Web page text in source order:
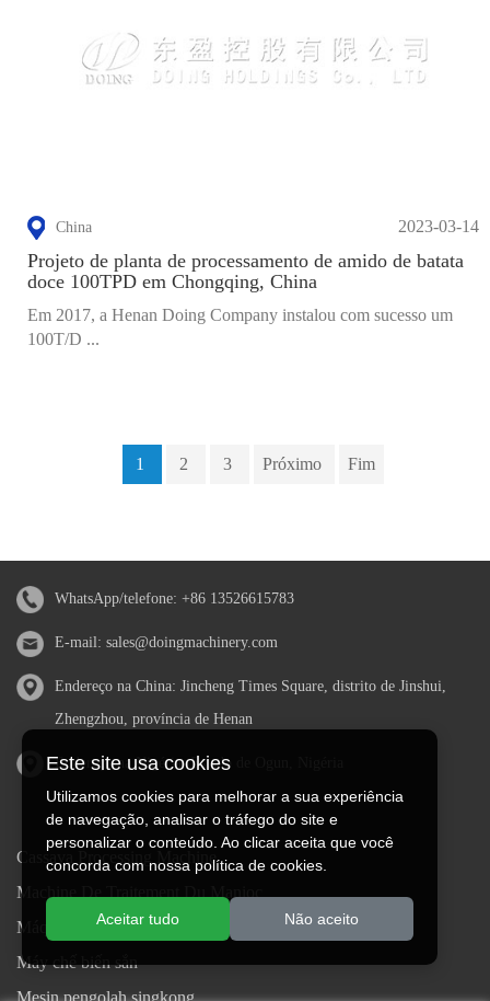
China 2023-03-14
Projeto de planta de processamento de amido de batata
doce 100TPD em Chongqing, China
Em 2017, a Henan Doing Company instalou com sucesso um
100T/D ...
1 2 3 Próximo Fim
WhatsApp/telefone: +86 13526615783
E-mail: sales@doingmachinery.com
Endereço na China: Jincheng Times Square, distrito de Jinshui,
Zhengzhou, província de Henan
Endereço na Nigéria: Estado de Ogun, Nigéria
Cassava Processing Machine
Machine De Traitement Du Manioc
Máquina de procesamiento de yuca
Máy chế biến sắn
Mesin pengolah singkong
Este site usa cookies
Utilizamos cookies para melhorar a sua experiência
de navegação, analisar o tráfego do site e
personalizar o conteúdo. Ao clicar aceita que você
concorda com nossa política de cookies.
Aceitar tudo Não aceito